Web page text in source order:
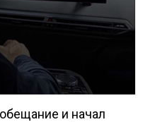
и начал